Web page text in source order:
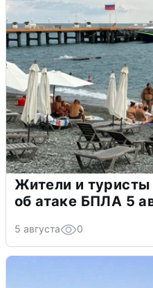
Жители и туристы
об атаке БПЛА 5
5 августа 0